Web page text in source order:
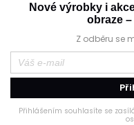
Nové výrobky i
obraze
Z odběru se
Přihlášením souhlasíte se